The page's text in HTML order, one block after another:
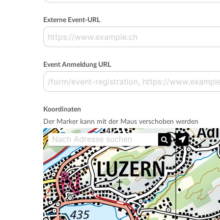
Externe Event-URL
Event Anmeldung URL
Koordinaten
Der Marker kann mit der Maus verschoben werden